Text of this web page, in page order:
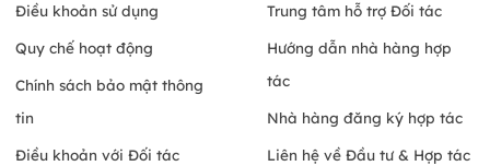
Điều khoản sử dụng
Quy chế hoạt động
Chính sách bảo mật thông
tin
Điều khoản với Đối tác
Trung tâm hỗ trợ Đối tác
Hướng dẫn nhà hàng hợp
tác
Nhà hàng đăng ký hợp tác
Liên hệ về Đầu tư & Hợp tác